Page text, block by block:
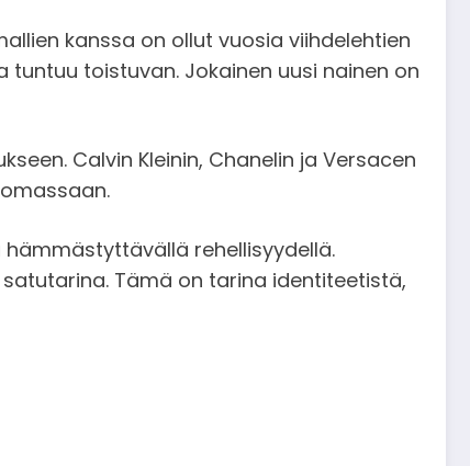
kanssa on ollut vuosia viihdelehtien
toistuvan. Jokainen uusi nainen on
Calvin Kleinin, Chanelin ja Versacen
rehellisyydellä.
Tämä on tarina identiteetistä,